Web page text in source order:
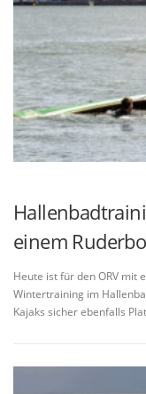
einem
Heute ist für den ORV mit
Wintertraining im
Kajaks sicher ebenfalls